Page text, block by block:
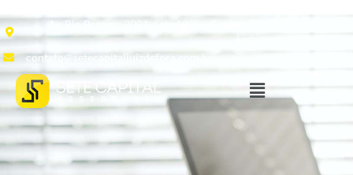
Av. Rio Branco, 2001, Sala 1905 - Centro, Juiz de Fora -
contato@setecapitaljuizdefora.com.br